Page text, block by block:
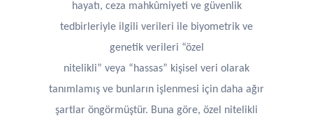
hayatı, ceza mahkûmiyeti ve güvenlik
tedbirleriyle ilgili verileri ile biyometrik ve
genetik verileri “özel
nitelikli” veya “hassas” kişisel veri olarak
tanımlamış ve bunların işlenmesi için daha ağır
şartlar öngörmüştür. Buna göre, özel nitelikli